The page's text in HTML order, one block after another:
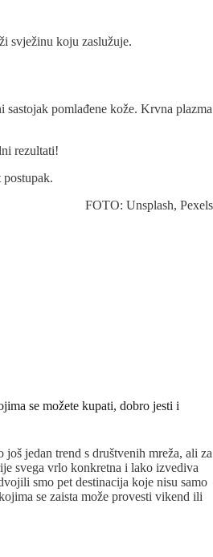
svježinu koju zaslužuje.
pomlađene kože. Krvna plazma
rezultati!
FOTO: Unsplash, Pexels
se možete kupati, dobro jesti i
jedan trend s društvenih mreža, ali za
svega vrlo konkretna i lako izvediva
smo pet destinacija koje nisu samo
se zaista može provesti vikend ili